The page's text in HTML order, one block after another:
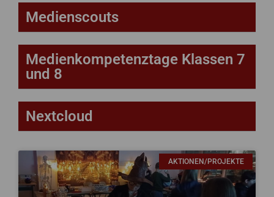
Medienscouts
Medienkompetenztage Klassen 7
und 8
Nextcloud
AKTIONEN/PROJEKTE
S
e
i
e
i
S
S
e
i
S
e